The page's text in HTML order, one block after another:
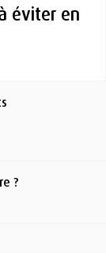
éviter en
?